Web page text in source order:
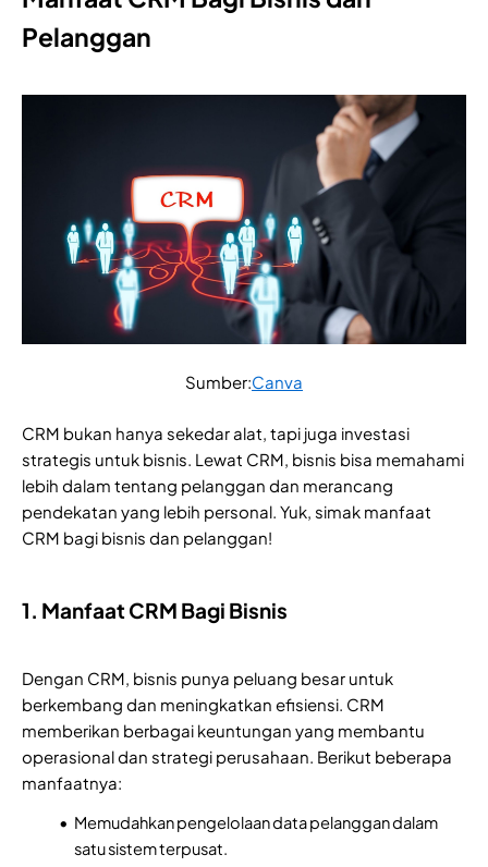
Pelanggan
Sumber:Canva
CRM bukan hanya sekedar alat, tapi juga investasi
strategis untuk bisnis. Lewat CRM, bisnis bisa memahami
lebih dalam tentang pelanggan dan merancang
pendekatan yang lebih personal. Yuk, simak manfaat
CRM bagi bisnis dan pelanggan!
1. Manfaat CRM Bagi Bisnis
Dengan CRM, bisnis punya peluang besar untuk
berkembang dan meningkatkan efisiensi. CRM
memberikan berbagai keuntungan yang membantu
operasional dan strategi perusahaan. Berikut beberapa
manfaatnya:
Memudahkan pengelolaan data pelanggan dalam
satu sistem terpusat.